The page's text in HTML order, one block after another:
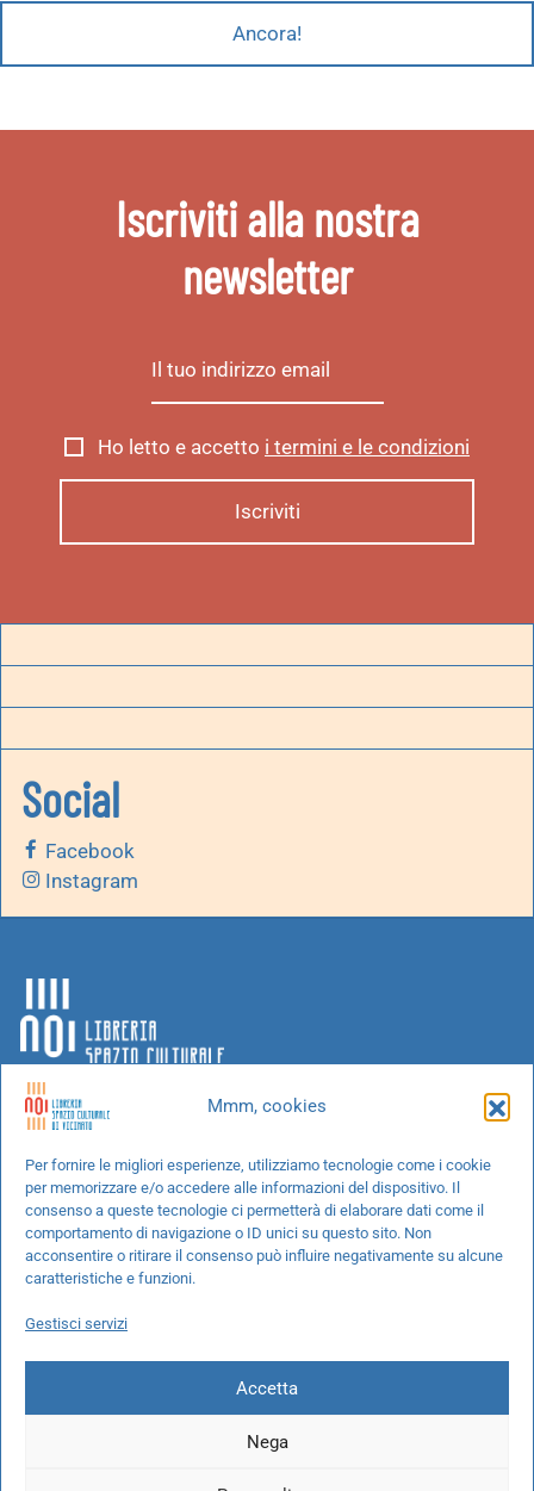
Mmm, cookies
Per fornire le migliori esperienze, utilizziamo tecnologie come i cookie
per memorizzare e/o accedere alle informazioni del dispositivo. Il
consenso a queste tecnologie ci permetterà di elaborare dati come il
comportamento di navigazione o ID unici su questo sito. Non
acconsentire o ritirare il consenso può influire negativamente su alcune
caratteristiche e funzioni.
Gestisci servizi
Accetta
Nega
Ancora!
Iscriviti alla nostra
newsletter
Ho letto e accetto i termini e le condizioni
Social
Facebook
Instagram
Chi siamo
Progetti speciali
Richiedi un libro
Spedizioni
Cookie Policy